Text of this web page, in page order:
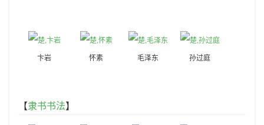
卞岩 怀素 毛泽东 孙过庭
【隶书书法】